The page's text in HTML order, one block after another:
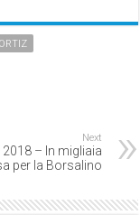
Next
– In migliaia
per la Borsalino